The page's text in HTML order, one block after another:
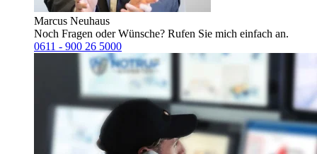
Marcus Neuhaus
Noch Fragen oder Wünsche? Rufen Sie mich einfach an.
0611 - 900 26 5000